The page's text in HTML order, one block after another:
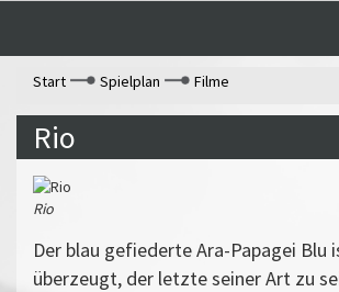
Start
Spielplan Filme
Rio
Rio
Der blau gefiederte Ara-Papagei Blu
überzeugt, der letzte seiner Art zu